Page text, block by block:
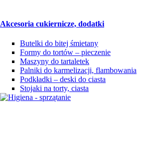
Akcesoria cukiernicze, dodatki
Butelki do bitej śmietany
Formy do tortów – pieczenie
Maszyny do tartaletek
Palniki do karmelizacji, flambowania
Podkładki – deski do ciasta
Stojaki na torty, ciasta